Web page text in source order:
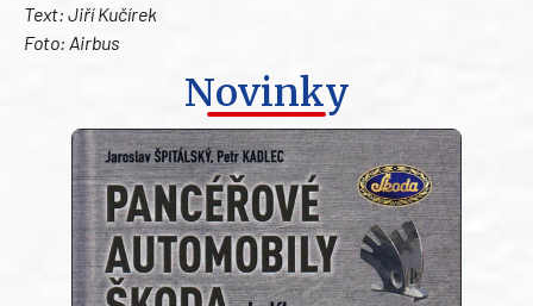
Text: Jiří Kučírek
Foto: Airbus
Novinky